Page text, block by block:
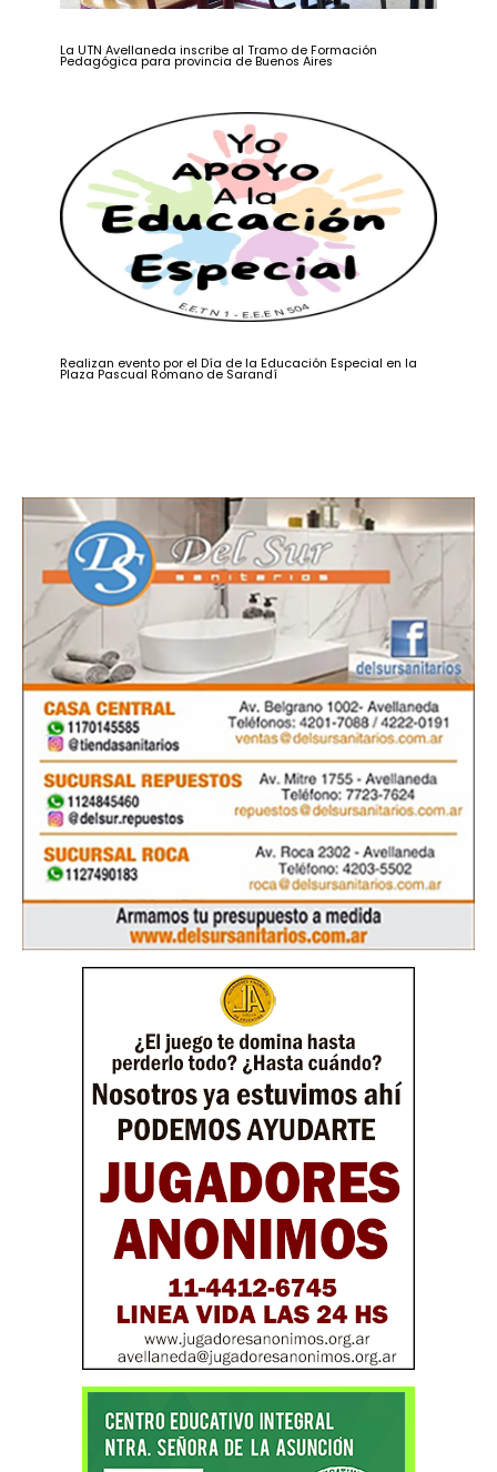
La UTN Avellaneda inscribe al Tramo de Formación
Pedagógica para provincia de Buenos Aires
Realizan evento por el Día de la Educación Especial en la
Plaza Pascual Romano de Sarandí